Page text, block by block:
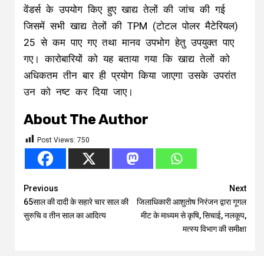
वेंडर्स के उपयोग किए हुए खाद्य तेलों की जांच की गई
जिसमें सभी खाद्य तेलों की TPM (टोटल पोलर मैटेरियल)
25 से कम पाए गए तथा मानव उपभोग हेतु उपयुक्त पाए
गए। कारोबारियों को यह बताया गया कि खाद्य तेलों को
अधिकतम तीन बार ही प्रयोग किया जाएगा उसके उपरांत
उन को नष्ट कर दिया जाए।
About The Author
Post Views: 750
Continue
Reading
Previous
65साल की दादी के सहारे चार साल की
सुरुचि व तीन साल का आदित्य
Next
जिलाधिकारी आशुतोष निरंजन द्वारा गूगल
मीट के माध्यम से कृषि, सिचाई, नलकूप,
मत्स्य विभाग की समीक्षा